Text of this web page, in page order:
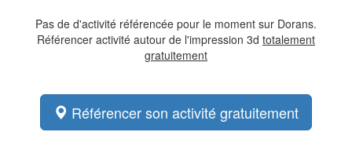
Pas de d'activité référencée pour le moment sur Dorans.
Référencer activité autour de l'impression 3d totalement
gratuitement
Référencer son activité gratuitement